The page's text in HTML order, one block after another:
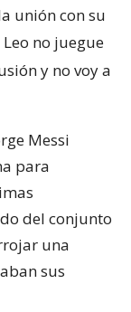
unión con su
no juegue
y no voy a
Messi
para
del conjunto
una
sus